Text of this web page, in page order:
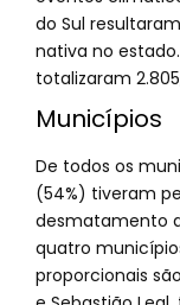
do Sul
nativa no
totalizaram
Municípios
De todos os
(54%) tiveram
desmatamento
quatro
proporcionais